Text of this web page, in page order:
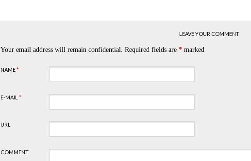
LEAVE YOUR COMMENT
Your email address will remain confidential. Required fields are * marked
NAME*
E-MAIL *
URL
COMMENT